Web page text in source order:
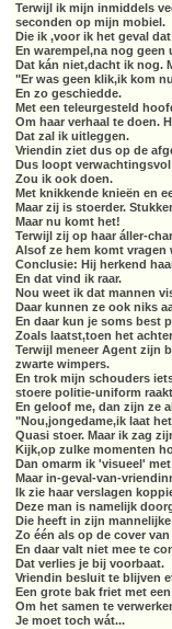
Terwijl ik mijn inmiddels
seconden op mijn mobiel.
Die ik ,voor ik het geval
En warempel,na nog geen
Dat kán niet,dacht ik nog.
"Er was geen klik,ik kom
En zo geschiedde.
Met een teleurgesteld
Om haar verhaal te doen.
Dat zal ik uitleggen.
Vriendin ziet dus op de
Dus loopt verwachtingsvol
Zou ik ook doen.
Met knikkende knieën en
Maar zij is stoerder.
Maar nu komt het!
Terwijl zij op haar áller-
Alsof ze hem komt
Conclusie: Hij herkend
En dat vind ik raar.
Nou weet ik dat mannen
Daar kunnen ze ook niks
En daar kun je soms best
Zoals laatst,toen het
Terwijl meneer Agent zijn
zwarte wimpers.
En trok mijn schouders
stoere politie-uniform
En geloof me, dan zijn ze
"Nou,jongedame,ik laat
Quasi stoer. Maar ik zag
Kijk,op zulke momenten
Dan omarm ik 'visueel'
Maar in-geval-van-
Ik zie haar verslagen
Deze man is namelijk
Die heeft in zijn
Zo één als op de cover
En daar valt niet mee te
Dat verlies je bij voorbaat.
Vriendin besluit te blijven
Een grote bak friet met
Om het samen te
Je moet toch wát...